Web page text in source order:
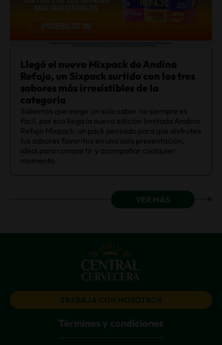
Llegó el nuevo Mixpack de Andina
Refajo, un Sixpack surtido con los tres
sabores más irresistibles de la
categoría
Sabemos que elegir un solo sabor no siempre es
fácil, por eso llega la nueva edición limitada Andina
Refajo Mixpack: un pack pensado para que disfrutes
tus sabores favoritos en una sola presentación,
ideal para compartir y acompañar cualquier
momento.
VER MÁS
TRABAJA CON NOSOTROS
Términos y condiciones